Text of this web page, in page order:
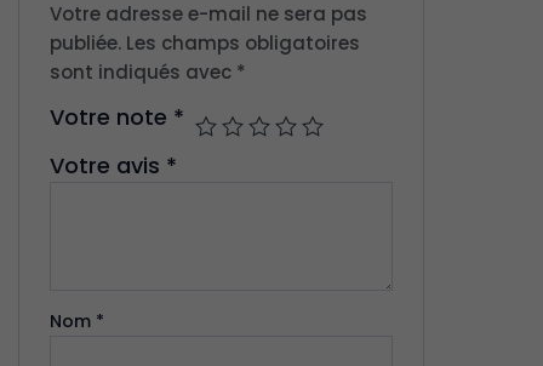
Votre adresse e-mail ne sera pas
publiée. Les champs obligatoires
sont indiqués avec *
Votre note *
Votre avis *
Nom *